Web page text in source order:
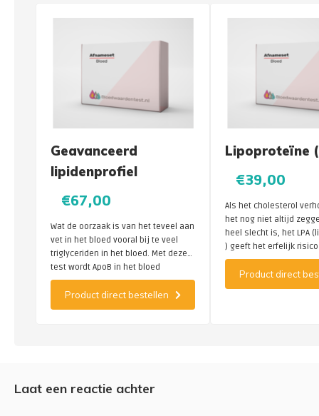
Geavanceerd
lipidenprofiel
€67,00
Wat de oorzaak is van het teveel aan
vet in het bloed vooral bij te veel
triglyceriden in het bloed. Met deze
test wordt ApoB in het bloed
gemeten en wordt gekeken of je een
erfelijk risico hebt op verhoogd
cholesterol.
Product direct bestellen
Lipoproteïne
€39,00
Als het cholesterol
het nog niet altijd
heel slecht is, het LPA
) geeft het erfelijk
vaatziekten weer.
Product direct
Laat een reactie achter